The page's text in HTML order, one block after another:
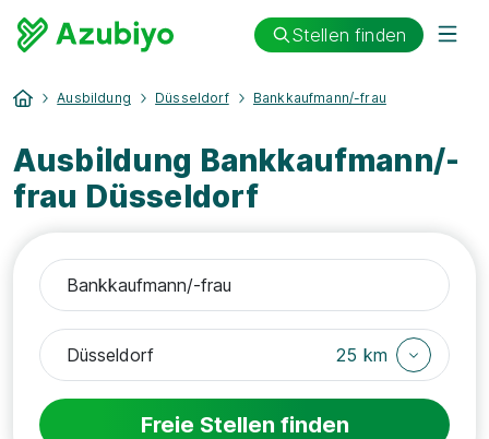
Stellen finden
Ausbildung Düsseldorf Bankkaufmann/-frau
Ausbildung Bankkaufmann/-
frau Düsseldorf
25 km
Freie Stellen finden